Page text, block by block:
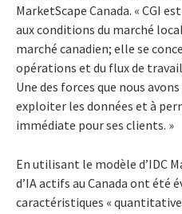
MarketScape Canada. « CGI
aux conditions du marché
marché canadien; elle se
opérations et du flux de
Une des forces que nous
exploiter les données et à
immédiate pour ses clients. »
En utilisant le modèle d’IDC
d’IA actifs au Canada ont été
caractéristiques «